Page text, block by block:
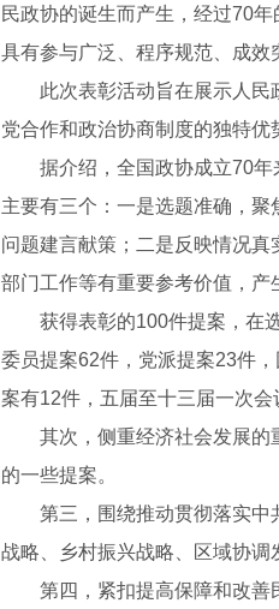
节流装置
民政协的诞生而产生，经过70
具有参与广泛、程序规范、成效
此次表彰活动旨在展示人民政
党合作和政治协商制度的独特优
据介绍，全国政协成立70年
主要有三个：一是选题准确，
问题建言献策；二是反映情况
部门工作等有重要参考价值，产
获得表彰的100件提案，在选
委员提案62件，党派提案23件
案有12件，五届至十三届一次会
其次，侧重经济社会发展的重
的一些提案。
第三，围绕推动贯彻落实中共
战略、乡村振兴战略、区域协调
第四，紧扣提高保障和改善民